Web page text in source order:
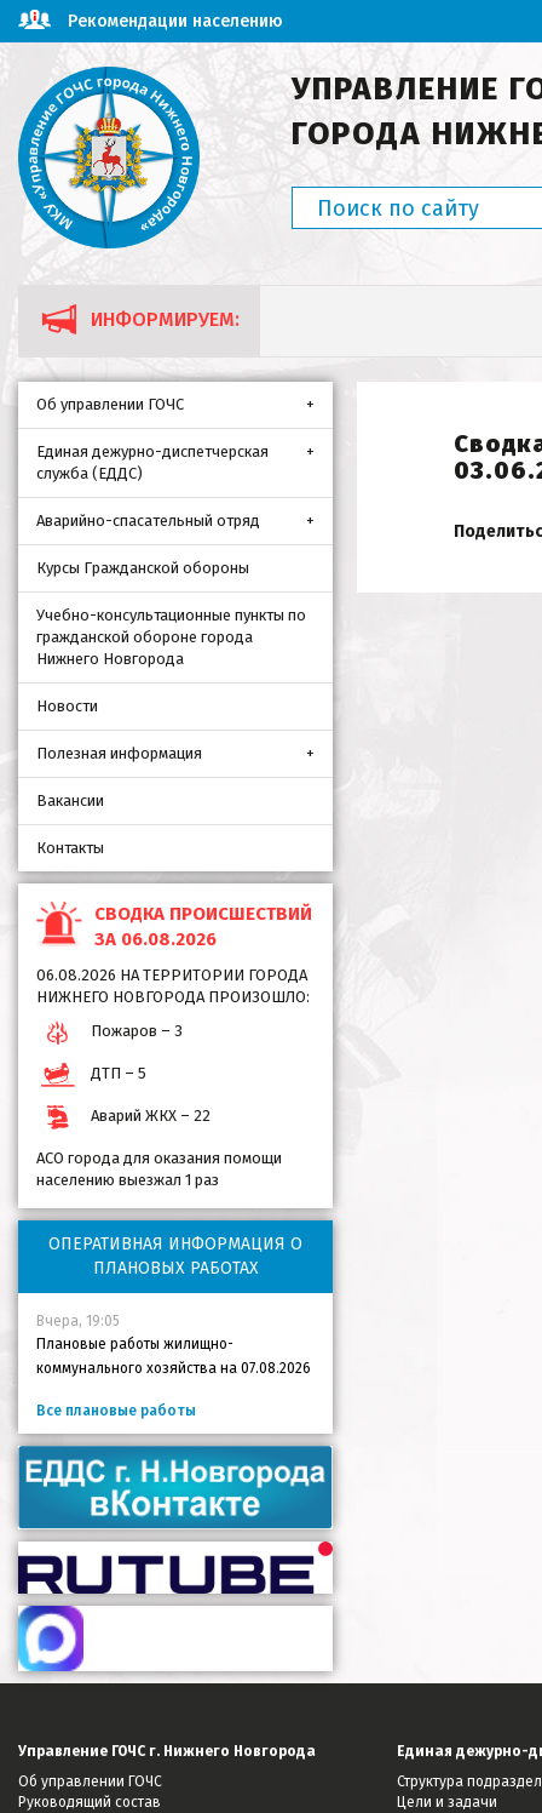
Рекомендации населению
УПРАВЛЕНИЕ
ГОРОДА
ИНФОРМИРУЕМ:
Об управлении ГОЧС
Единая дежурно-диспетчерская
служба (ЕДДС)
Аварийно-спасательный отряд
Курсы Гражданской обороны
Учебно-консультационные пункты по
гражданской обороне города
Нижнего Новгорода
Новости
Полезная информация
Вакансии
Контакты
СВОДКА ПРОИСШЕСТВИЙ
ЗА 06.08.2026
06.08.2026 НА ТЕРРИТОРИИ ГОРОДА
НИЖНЕГО НОВГОРОДА ПРОИЗОШЛО:
Пожаров – 3
ДТП – 5
Аварий ЖКХ – 22
АСО города для оказания помощи
населению выезжал 1 раз
ОПЕРАТИВНАЯ ИНФОРМАЦИЯ О
ПЛАНОВЫХ РАБОТАХ
Вчера, 19:05
Плановые работы жилищно-
коммунального хозяйства на 07.08.2026
Все плановые работы
Управление ГОЧС г. Нижнего Новгорода
Об управлении ГОЧС
Руководящий состав
Единая дежурно-
Структура
Цели и задачи